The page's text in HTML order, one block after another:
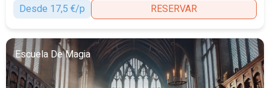
Desde 17,5 €/p
RESERVAR
Escuela De Magia